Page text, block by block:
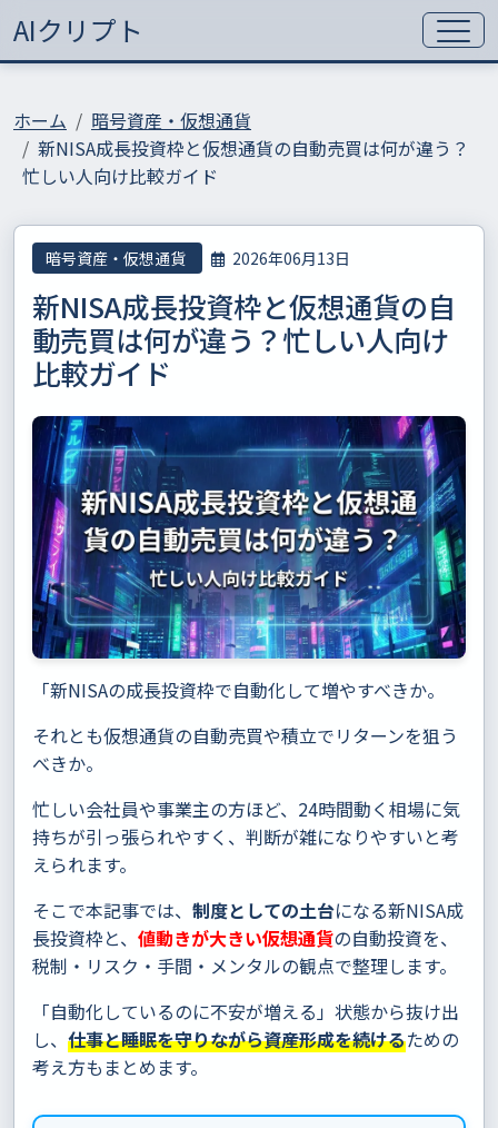
AIクリプト
ホーム
暗号資産・仮想通貨
新NISA成長投資枠と仮想通貨の自動売買は何が違う？
忙しい人向け比較ガイド
暗号資産・仮想通貨 2026年06月13日
新NISA成長投資枠と仮想通貨の自
動売買は何が違う？忙しい人向け
比較ガイド
「新NISAの成長投資枠で自動化して増やすべきか。
それとも仮想通貨の自動売買や積立でリターンを狙う
べきか。
忙しい会社員や事業主の方ほど、24時間動く相場に気
持ちが引っ張られやすく、判断が雑になりやすいと考
えられます。
そこで本記事では、 制度としての土台になる新NISA成
長投資枠と、 値動きが大きい仮想通貨の自動投資を、
税制・リスク・手間・メンタルの観点で整理します。
「自動化しているのに不安が増える」状態から抜け出
し、 仕事と睡眠を守りながら資産形成を続けるための
考え方もまとめます。